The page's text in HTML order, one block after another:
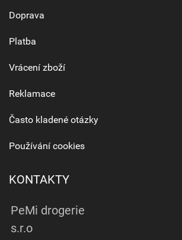
Doprava
Platba
Vrácení zboží
Reklamace
Často kladené otázky
Používání cookies
KONTAKTY
PeMi drogerie
s.r.o